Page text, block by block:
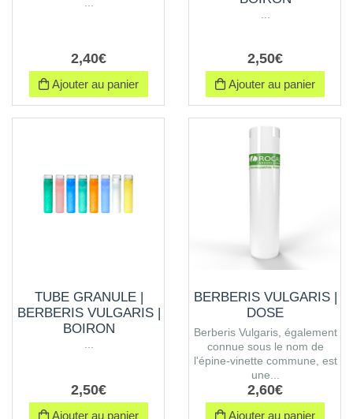
2,40€
Ajouter au panier
2,50€
Ajouter au panier
TUBE GRANULE |
BERBERIS VULGARIS |
BOIRON
2,50€
Ajouter au panier
BERBERIS VULGARIS |
DOSE
Berberis Vulgaris, également
connue sous le nom de
l'épine-vinette commune, est
une...
2,60€
Ajouter au panier